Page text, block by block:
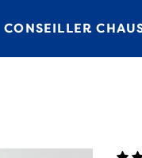
CONSEILLER